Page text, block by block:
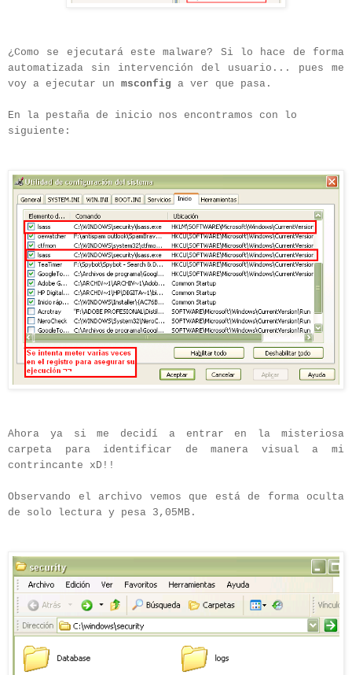
¿Como se ejecutará este malware? Si lo hace de forma
automatizada sin intervención del usuario... pues me
voy a ejecutar un msconfig a ver que pasa.
En la pestaña de inicio nos encontramos con lo
siguiente:
Ahora ya si me decidí a entrar en la misteriosa
carpeta para identificar de manera visual a mi
contrincante xD!!
Observando el archivo vemos que está de forma oculta
de solo lectura y pesa 3,05MB.